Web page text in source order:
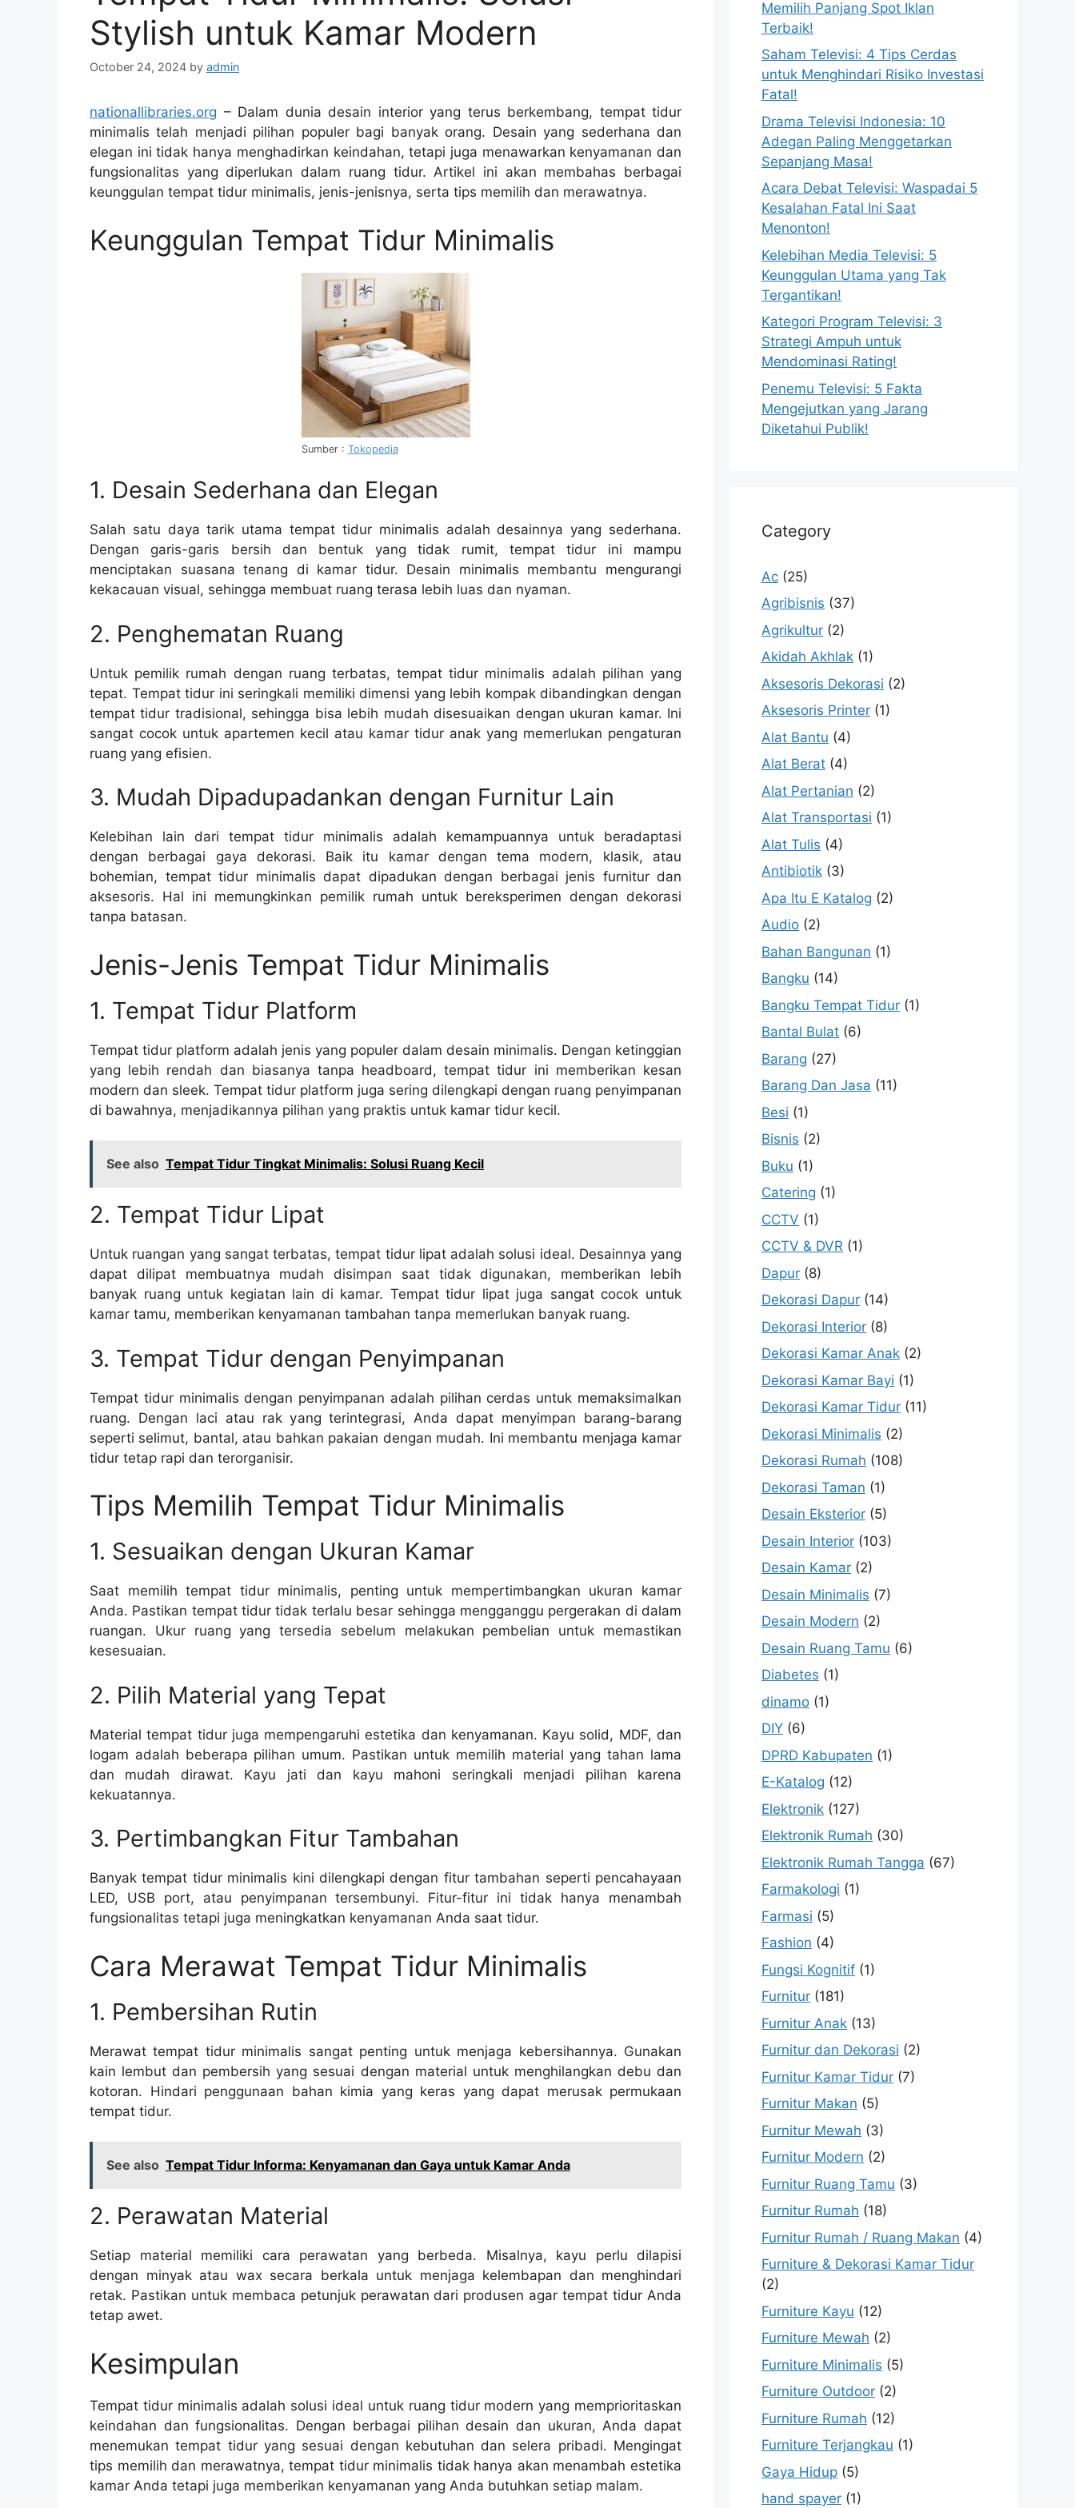
Stylish untuk Kamar Modern
October 24, 2024 by admin
nationallibraries.org – Dalam dunia desain interior yang terus berkembang, tempat tidur
minimalis telah menjadi pilihan populer bagi banyak orang. Desain yang sederhana dan
elegan ini tidak hanya menghadirkan keindahan, tetapi juga menawarkan kenyamanan dan
fungsionalitas yang diperlukan dalam ruang tidur. Artikel ini akan membahas berbagai
keunggulan tempat tidur minimalis, jenis-jenisnya, serta tips memilih dan merawatnya.
Keunggulan Tempat Tidur Minimalis
Sumber : Tokopedia
1. Desain Sederhana dan Elegan
Salah satu daya tarik utama tempat tidur minimalis adalah desainnya yang sederhana.
Dengan garis-garis bersih dan bentuk yang tidak rumit, tempat tidur ini mampu
menciptakan suasana tenang di kamar tidur. Desain minimalis membantu mengurangi
kekacauan visual, sehingga membuat ruang terasa lebih luas dan nyaman.
2. Penghematan Ruang
Untuk pemilik rumah dengan ruang terbatas, tempat tidur minimalis adalah pilihan yang
tepat. Tempat tidur ini seringkali memiliki dimensi yang lebih kompak dibandingkan dengan
tempat tidur tradisional, sehingga bisa lebih mudah disesuaikan dengan ukuran kamar. Ini
sangat cocok untuk apartemen kecil atau kamar tidur anak yang memerlukan pengaturan
ruang yang efisien.
3. Mudah Dipadupadankan dengan Furnitur Lain
Kelebihan lain dari tempat tidur minimalis adalah kemampuannya untuk beradaptasi
dengan berbagai gaya dekorasi. Baik itu kamar dengan tema modern, klasik, atau
bohemian, tempat tidur minimalis dapat dipadukan dengan berbagai jenis furnitur dan
aksesoris. Hal ini memungkinkan pemilik rumah untuk bereksperimen dengan dekorasi
tanpa batasan.
Jenis-Jenis Tempat Tidur Minimalis
1. Tempat Tidur Platform
Tempat tidur platform adalah jenis yang populer dalam desain minimalis. Dengan ketinggian
yang lebih rendah dan biasanya tanpa headboard, tempat tidur ini memberikan kesan
modern dan sleek. Tempat tidur platform juga sering dilengkapi dengan ruang penyimpanan
di bawahnya, menjadikannya pilihan yang praktis untuk kamar tidur kecil.
See also Tempat Tidur Tingkat Minimalis: Solusi Ruang Kecil
2. Tempat Tidur Lipat
Untuk ruangan yang sangat terbatas, tempat tidur lipat adalah solusi ideal. Desainnya yang
dapat dilipat membuatnya mudah disimpan saat tidak digunakan, memberikan lebih
banyak ruang untuk kegiatan lain di kamar. Tempat tidur lipat juga sangat cocok untuk
kamar tamu, memberikan kenyamanan tambahan tanpa memerlukan banyak ruang.
3. Tempat Tidur dengan Penyimpanan
Tempat tidur minimalis dengan penyimpanan adalah pilihan cerdas untuk memaksimalkan
ruang. Dengan laci atau rak yang terintegrasi, Anda dapat menyimpan barang-barang
seperti selimut, bantal, atau bahkan pakaian dengan mudah. Ini membantu menjaga kamar
tidur tetap rapi dan terorganisir.
Tips Memilih Tempat Tidur Minimalis
1. Sesuaikan dengan Ukuran Kamar
Saat memilih tempat tidur minimalis, penting untuk mempertimbangkan ukuran kamar
Anda. Pastikan tempat tidur tidak terlalu besar sehingga mengganggu pergerakan di dalam
ruangan. Ukur ruang yang tersedia sebelum melakukan pembelian untuk memastikan
kesesuaian.
2. Pilih Material yang Tepat
Material tempat tidur juga mempengaruhi estetika dan kenyamanan. Kayu solid, MDF, dan
logam adalah beberapa pilihan umum. Pastikan untuk memilih material yang tahan lama
dan mudah dirawat. Kayu jati dan kayu mahoni seringkali menjadi pilihan karena
kekuatannya.
3. Pertimbangkan Fitur Tambahan
Banyak tempat tidur minimalis kini dilengkapi dengan fitur tambahan seperti pencahayaan
LED, USB port, atau penyimpanan tersembunyi. Fitur-fitur ini tidak hanya menambah
fungsionalitas tetapi juga meningkatkan kenyamanan Anda saat tidur.
Cara Merawat Tempat Tidur Minimalis
1. Pembersihan Rutin
Merawat tempat tidur minimalis sangat penting untuk menjaga kebersihannya. Gunakan
kain lembut dan pembersih yang sesuai dengan material untuk menghilangkan debu dan
kotoran. Hindari penggunaan bahan kimia yang keras yang dapat merusak permukaan
tempat tidur.
See also Tempat Tidur Informa: Kenyamanan dan Gaya untuk Kamar Anda
2. Perawatan Material
Setiap material memiliki cara perawatan yang berbeda. Misalnya, kayu perlu dilapisi
dengan minyak atau wax secara berkala untuk menjaga kelembapan dan menghindari
retak. Pastikan untuk membaca petunjuk perawatan dari produsen agar tempat tidur Anda
tetap awet.
Kesimpulan
Tempat tidur minimalis adalah solusi ideal untuk ruang tidur modern yang memprioritaskan
keindahan dan fungsionalitas. Dengan berbagai pilihan desain dan ukuran, Anda dapat
menemukan tempat tidur yang sesuai dengan kebutuhan dan selera pribadi. Mengingat
tips memilih dan merawatnya, tempat tidur minimalis tidak hanya akan menambah estetika
kamar Anda tetapi juga memberikan kenyamanan yang Anda butuhkan setiap malam.
Memilih Panjang Spot Iklan
Terbaik!
Saham Televisi: 4 Tips Cerdas
untuk Menghindari Risiko Investasi
Fatal!
Drama Televisi Indonesia: 10
Adegan Paling Menggetarkan
Sepanjang Masa!
Acara Debat Televisi: Waspadai 5
Kesalahan Fatal Ini Saat
Menonton!
Kelebihan Media Televisi: 5
Keunggulan Utama yang Tak
Tergantikan!
Kategori Program Televisi: 3
Strategi Ampuh untuk
Mendominasi Rating!
Penemu Televisi: 5 Fakta
Mengejutkan yang Jarang
Diketahui Publik!
Category
Ac (25)
Agribisnis (37)
Agrikultur (2)
Akidah Akhlak (1)
Aksesoris Dekorasi (2)
Aksesoris Printer (1)
Alat Bantu (4)
Alat Berat (4)
Alat Pertanian (2)
Alat Transportasi (1)
Alat Tulis (4)
Antibiotik (3)
Apa Itu E Katalog (2)
Audio (2)
Bahan Bangunan (1)
Bangku (14)
Bangku Tempat Tidur (1)
Bantal Bulat (6)
Barang (27)
Barang Dan Jasa (11)
Besi (1)
Bisnis (2)
Buku (1)
Catering (1)
CCTV (1)
CCTV & DVR (1)
Dapur (8)
Dekorasi Dapur (14)
Dekorasi Interior (8)
Dekorasi Kamar Anak (2)
Dekorasi Kamar Bayi (1)
Dekorasi Kamar Tidur (11)
Dekorasi Minimalis (2)
Dekorasi Rumah (108)
Dekorasi Taman (1)
Desain Eksterior (5)
Desain Interior (103)
Desain Kamar (2)
Desain Minimalis (7)
Desain Modern (2)
Desain Ruang Tamu (6)
Diabetes (1)
dinamo (1)
DIY (6)
DPRD Kabupaten (1)
E-Katalog (12)
Elektronik (127)
Elektronik Rumah (30)
Elektronik Rumah Tangga (67)
Farmakologi (1)
Farmasi (5)
Fashion (4)
Fungsi Kognitif (1)
Furnitur (181)
Furnitur Anak (13)
Furnitur dan Dekorasi (2)
Furnitur Kamar Tidur (7)
Furnitur Makan (5)
Furnitur Mewah (3)
Furnitur Modern (2)
Furnitur Ruang Tamu (3)
Furnitur Rumah (18)
Furnitur Rumah / Ruang Makan (4)
Furniture & Dekorasi Kamar Tidur
(2)
Furniture Kayu (12)
Furniture Mewah (2)
Furniture Minimalis (5)
Furniture Outdoor (2)
Furniture Rumah (12)
Furniture Terjangkau (1)
Gaya Hidup (5)
hand spayer (1)